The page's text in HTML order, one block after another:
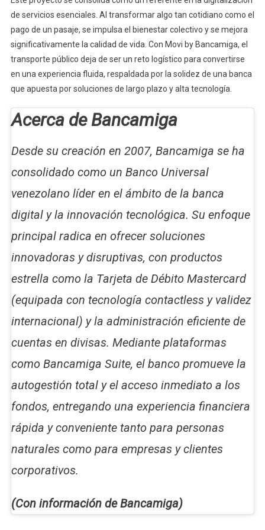
de servicios esenciales. Al transformar algo tan cotidiano como el
pago de un pasaje, se impulsa el bienestar colectivo y se mejora
significativamente la calidad de vida. Con Movi by Bancamiga, el
transporte público deja de ser un reto logístico para convertirse
en una experiencia fluida, respaldada por la solidez de una banca
que apuesta por soluciones de largo plazo y alta tecnología.
Acerca de Bancamiga
Desde su creación en 2007, Bancamiga se ha
consolidado como un Banco Universal
venezolano líder en el ámbito de la banca
digital y la innovación tecnológica. Su enfoque
principal radica en ofrecer soluciones
innovadoras y disruptivas, con productos
estrella como la Tarjeta de Débito Mastercard
(equipada con tecnología contactless y validez
internacional) y la administración eficiente de
cuentas en divisas. Mediante plataformas
como Bancamiga Suite, el banco promueve la
autogestión total y el acceso inmediato a los
fondos, entregando una experiencia financiera
rápida y conveniente tanto para personas
naturales como para empresas y clientes
corporativos.
(Con información de Bancamiga)